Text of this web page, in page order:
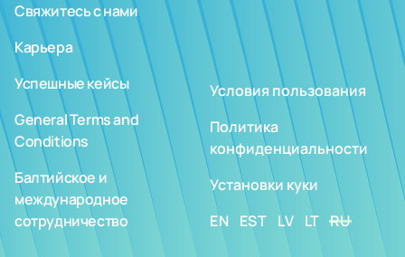
Свяжитесь с нами
Карьера
Успешные кейсы
General Terms and
Conditions
Балтийское и
международное
сотрудничество
Условия пользования
Политика
конфиденциальности
Установки куки
EN EST LV LT RU